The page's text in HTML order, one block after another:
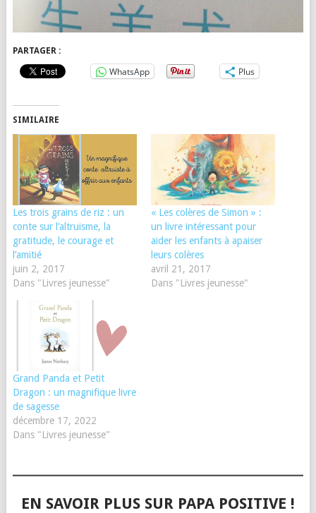
PARTAGER :
WhatsApp Plus
SIMILAIRE
Les trois grains de riz : un
conte sur l’altruisme, la
gratitude, le courage et
l’amitié
juin 2, 2017
Dans "Livres jeunesse"
« Les colères de Simon » :
un livre intéressant pour
aider les enfants à apaiser
leurs colères
avril 21, 2017
Dans "Livres jeunesse"
Grand Panda et Petit
Dragon : un magnifique livre
de sagesse
décembre 17, 2022
Dans "Livres jeunesse"
EN SAVOIR PLUS SUR PAPA POSITIVE !